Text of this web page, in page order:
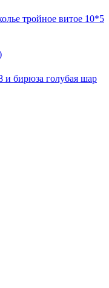
тройное витое 10*5
бирюза голубая шар